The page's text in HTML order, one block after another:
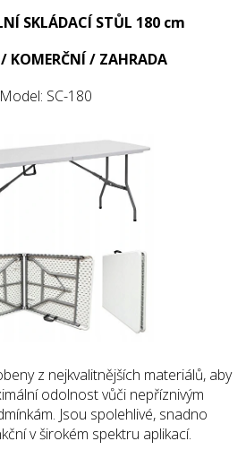
SKLÁDACÍ STŮL 180 cm
KOMERČNÍ / ZAHRADA
Model: SC-180
z nejkvalitnějších materiálů, aby
odolnost vůči nepříznivým
Jsou spolehlivé, snadno
v širokém spektru aplikací.